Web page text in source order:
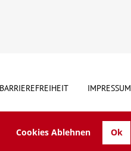
Cookies Ablehnen Ok
BARRIEREFREIHEIT IMPRESSUM